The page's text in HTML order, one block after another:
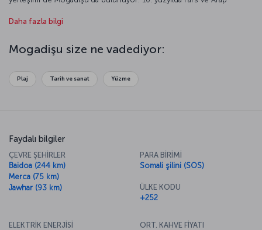
kent çıkmış. Gelin, hem tarihi hem de doğal güzellikleriyle oldukça
Daha fazla bilgi
Mogadişu size ne vadediyor:
Plaj Tarih ve sanat Yüzme
Faydalı bilgiler
ÇEVRE ŞEHİRLER
Baidoa (244 km)
Merca (75 km)
Jawhar (93 km)
PARA BİRİMİ
Somali şilini (SOS)
ÜLKE KODU
+252
ELEKTRİK ENERJİSİ
ORT. KAHVE FİYATI